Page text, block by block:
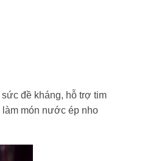
đề kháng, hỗ trợ tim
món nước ép nho